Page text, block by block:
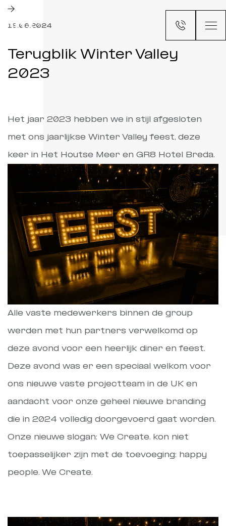
18.06.2024
Terugblik Winter Valley
2023
Het jaar 2023 hebben we in stijl afgesloten
met ons jaarlijkse Winter Valley feest, deze
keer in Het Houtse Meer en GR8 Hotel Breda.
Alle vaste medewerkers binnen de group
werden met hun partners verwelkomd op
deze avond voor een heerlijk diner en feest.
Deze avond was er een speciaal welkom voor
ons nieuwe vaste projectteam in de UK en
aandacht voor onze geheel nieuwe branding
die in 2024 volledig doorgevoerd gaat worden.
Onze nieuwe slogan: We Create. kon niet
toepasselijker zijn met de toevoeging: happy
people. We Create.